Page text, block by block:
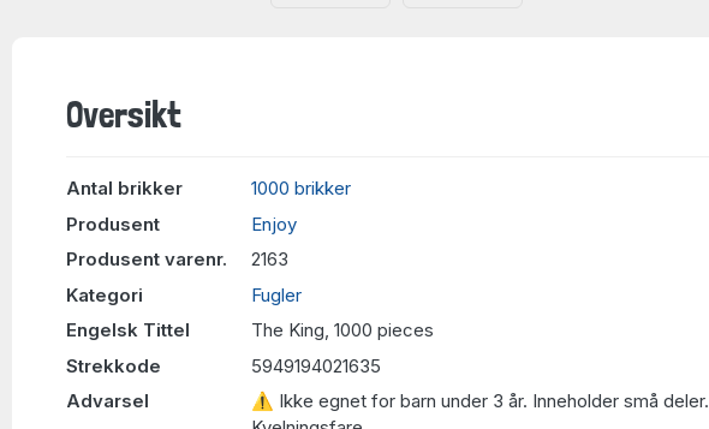
Oversikt
Antal brikker
1000 brikker
Produsent
Enjoy
Produsent varenr.
2163
Kategori
Fugler
Engelsk Tittel
The King, 1000 pieces
Strekkode
5949194021635
Advarsel
⚠ Ikke egnet for barn under 3 år. Inneholder små deler.